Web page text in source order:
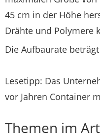
45 cm in der Höhe
Drähte und Polymere
Die Aufbaurate
Lesetipp: Das
vor Jahren Container
Themen im